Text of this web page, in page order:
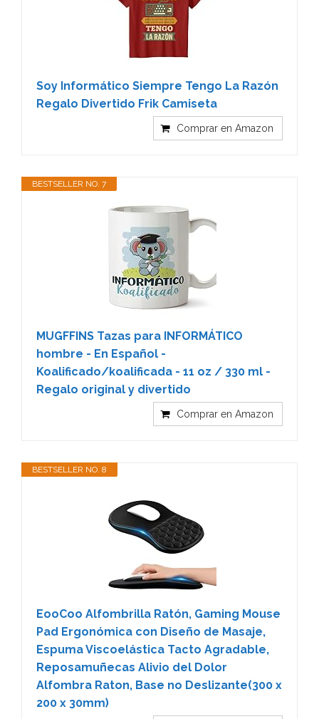
Soy Informático Siempre Tengo La Razón
Regalo Divertido Frik Camiseta
Comprar en Amazon
BESTSELLER NO. 7
MUGFFINS Tazas para INFORMÁTICO
hombre - En Español -
Koalificado/koalificada - 11 oz / 330 ml -
Regalo original y divertido
Comprar en Amazon
BESTSELLER NO. 8
EooCoo Alfombrilla Ratón, Gaming Mouse
Pad Ergonómica con Diseño de Masaje,
Espuma Viscoelástica Tacto Agradable,
Reposamuñecas Alivio del Dolor
Alfombra Raton, Base no Deslizante(300 x
200 x 30mm)